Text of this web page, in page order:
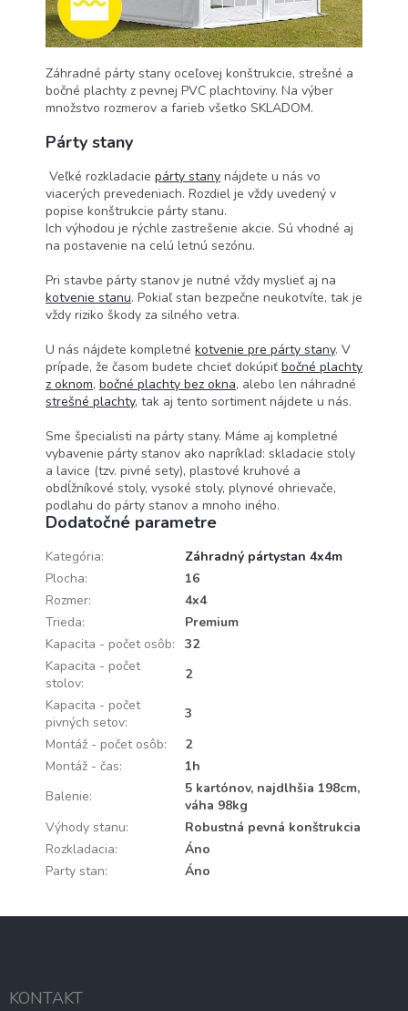
Záhradné párty stany oceľovej konštrukcie, strešné a
bočné plachty z pevnej PVC plachtoviny. Na výber
množstvo rozmerov a farieb všetko SKLADOM.
Párty stany
Veľké rozkladacie párty stany nájdete u nás vo
viacerých prevedeniach. Rozdiel je vždy uvedený v
popise konštrukcie párty stanu.
Ich výhodou je rýchle zastrešenie akcie. Sú vhodné aj
na postavenie na celú letnú sezónu.
Pri stavbe párty stanov je nutné vždy myslieť aj na
kotvenie stanu. Pokiaľ stan bezpečne neukotvíte, tak je
vždy riziko škody za silného vetra.
U nás nájdete kompletné kotvenie pre párty stany. V
prípade, že časom budete chcieť dokúpiť bočné plachty
z oknom, bočné plachty bez okna, alebo len náhradné
strešné plachty, tak aj tento sortiment nájdete u nás.
Sme špecialisti na párty stany. Máme aj kompletné
vybavenie párty stanov ako napríklad: skladacie stoly
a lavice (tzv. pivné sety), plastové kruhové a
obdĺžníkové stoly, vysoké stoly, plynové ohrievače,
podlahu do párty stanov a mnoho iného.
Dodatočné parametre
Kategória:
Záhradný pártystan 4x4m
Plocha:
16
Rozmer:
4x4
Trieda:
Premium
Kapacita - počet osôb:
32
Kapacita - počet
stolov:
2
Kapacita - počet
pivných setov:
3
Montáž - počet osôb:
2
Montáž - čas:
1h
Balenie:
5 kartónov, najdlhšia 198cm,
váha 98kg
Výhody stanu:
Robustná pevná konštrukcia
Rozkladacia:
Áno
Party stan: Áno
KONTAKT